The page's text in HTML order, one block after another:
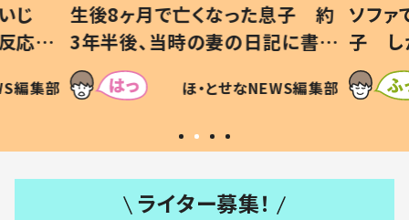
約
書い
編集部
ソファでおにぎりを食べる1歳息
子 しかしよく見ると…母「！？」
すべてを察した母の投稿に「可愛
いから許す！」「現行犯〜」
ほ・とせなNEWS編集部
小1か
ッド
作り
#令和
SNSで
ライター募集！